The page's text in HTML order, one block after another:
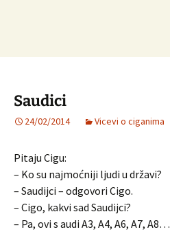
Saudici
24/02/2014 Vicevi o ciganima
Pitaju Cigu:
– Ko su najmoćniji ljudi u državi?
– Saudijci – odgovori Cigo.
– Cigo, kakvi sad Saudijci?
– Pa, ovi s audi A3, A4, A6, A7, A8…